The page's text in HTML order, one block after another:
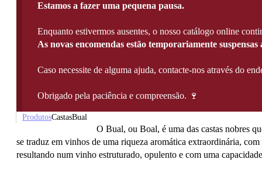
Estamos a fazer uma pequena pausa.
Enquanto estivermos ausentes, o nosso catálogo online
As novas encomendas estão temporariamente suspensas
Caso necessite de alguma ajuda, contacte-nos através do
Obrigado pela paciência e compreensão. 🍷
ProdutosCastasBual
O Bual, ou Boal, é uma das castas nobres
se traduz em vinhos de uma riqueza aromática extraordinária,
resultando num vinho estruturado, opulento e com uma